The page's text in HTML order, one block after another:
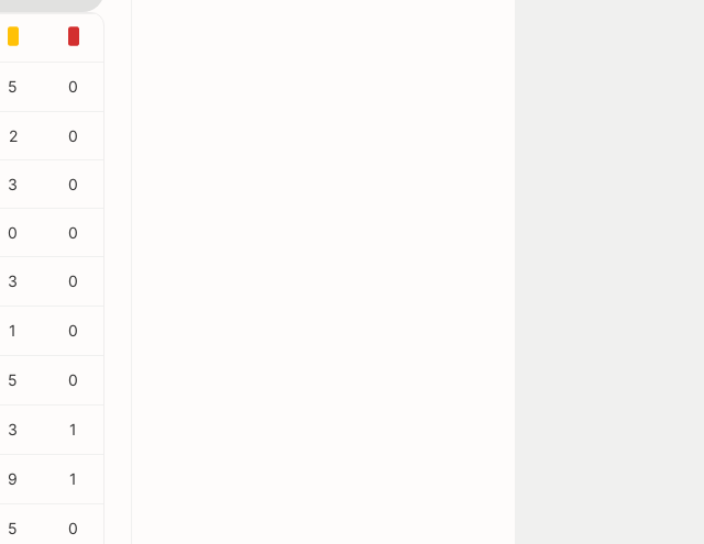
5 0
2 0
3 0
0 0
3 0
1 0
5 0
3 1
9 1
5 0